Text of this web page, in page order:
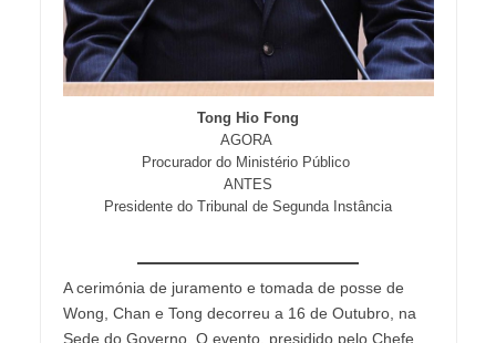
Tong Hio Fong
AGORA
Procurador do Ministério Público
ANTES
Presidente do Tribunal de Segunda Instância
A cerimónia de juramento e tomada de posse de
Wong, Chan e Tong decorreu a 16 de Outubro, na
Sede do Governo. O evento, presidido pelo Chefe